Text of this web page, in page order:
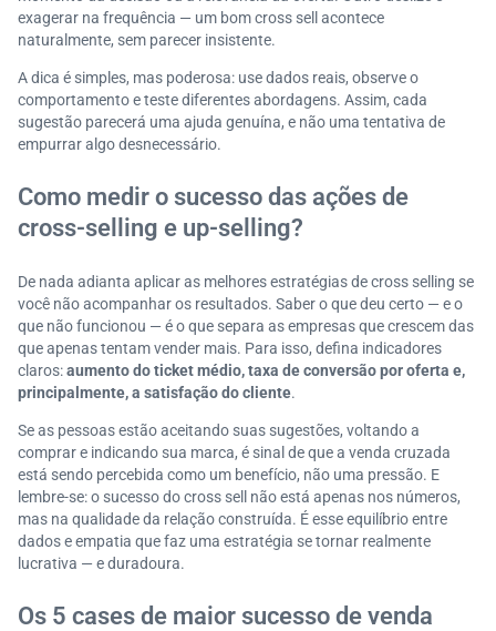
exagerar na frequência — um bom cross sell acontece
naturalmente, sem parecer insistente.
A dica é simples, mas poderosa: use dados reais, observe o
comportamento e teste diferentes abordagens. Assim, cada
sugestão parecerá uma ajuda genuína, e não uma tentativa de
empurrar algo desnecessário.
Como medir o sucesso das ações de
cross-selling e up-selling?
De nada adianta aplicar as melhores estratégias de cross selling se
você não acompanhar os resultados. Saber o que deu certo — e o
que não funcionou — é o que separa as empresas que crescem das
que apenas tentam vender mais. Para isso, defina indicadores
claros:aumento do ticket médio, taxa de conversão por oferta e,
principalmente, a satisfação do cliente.
Se as pessoas estão aceitando suas sugestões, voltando a
comprar e indicando sua marca, é sinal de que a venda cruzada
está sendo percebida como um benefício, não uma pressão. E
lembre-se: o sucesso do cross sell não está apenas nos números,
mas na qualidade da relação construída. É esse equilíbrio entre
dados e empatia que faz uma estratégia se tornar realmente
lucrativa — e duradoura.
Os 5 cases de maior sucesso de venda